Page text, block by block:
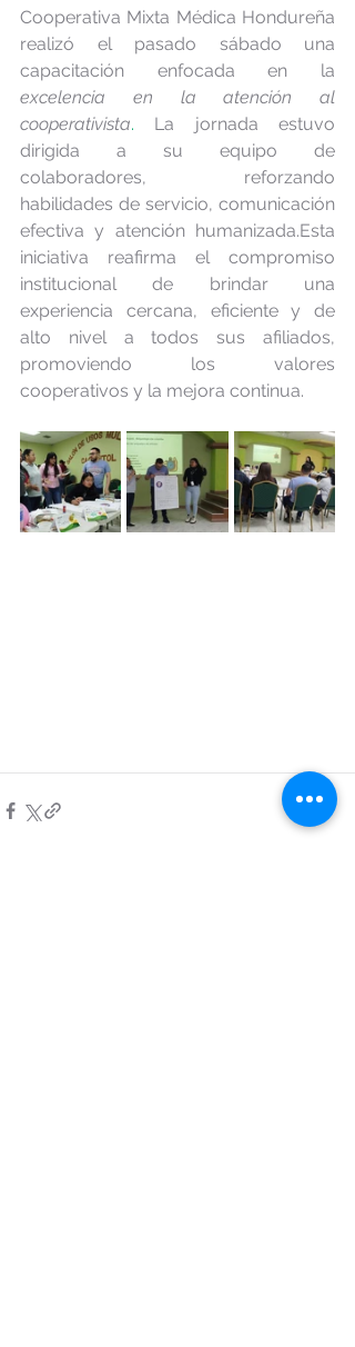
Cooperativa Mixta Médica Hondureña
realizó el pasado sábado una
excelencia en la atención al
cooperativista. La
jornada estuvo
dirigida a su equipo de
colaboradores, reforzando
habilidades de servicio, comunicación
efectiva y atención humanizada.Esta
iniciativa reafirma el compromiso
institucional de brindar una
experiencia cercana, eficiente y de
alto nivel a todos sus afiliados,
promoviendo los valores
cooperativos y la mejora continua.